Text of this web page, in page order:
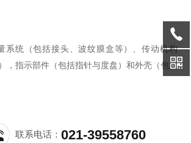
系统（包括接头、波纹膜盒等）、传动机构
，指示部件（包括指针与度盘）和外壳（包括
联系电话：021-39558760